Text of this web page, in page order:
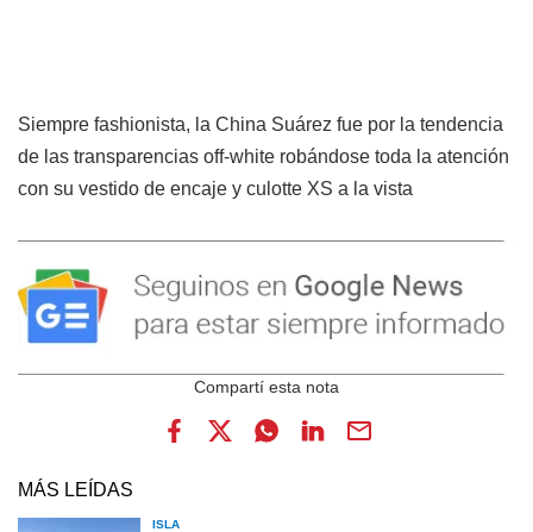
Siempre fashionista, la China Suárez fue por la tendencia
de las transparencias off-white robándose toda la atención
con su vestido de encaje y culotte XS a la vista
MÁS LEÍDAS
ISLA